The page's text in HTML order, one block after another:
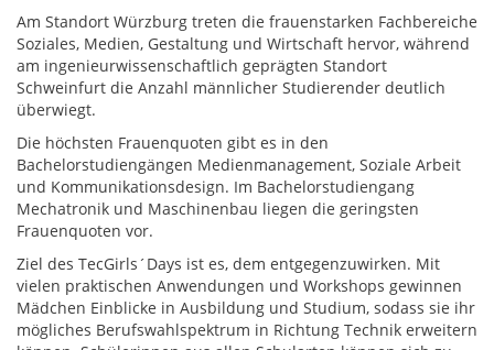
Am Standort Würzburg treten die frauenstarken Fachbereiche
Soziales, Medien, Gestaltung und Wirtschaft hervor, während
am ingenieurwissenschaftlich geprägten Standort
Schweinfurt die Anzahl männlicher Studierender deutlich
überwiegt.
Die höchsten Frauenquoten gibt es in den
Bachelorstudiengängen Medienmanagement, Soziale Arbeit
und Kommunikationsdesign. Im Bachelorstudiengang
Mechatronik und Maschinenbau liegen die geringsten
Frauenquoten vor.
Ziel des TecGirls´Days ist es, dem entgegenzuwirken. Mit
vielen praktischen Anwendungen und Workshops gewinnen
Mädchen Einblicke in Ausbildung und Studium, sodass sie ihr
mögliches Berufswahlspektrum in Richtung Technik erweitern